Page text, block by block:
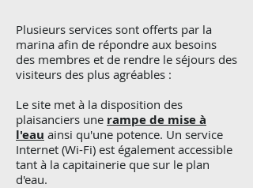
Plusieurs services sont offerts par la
marina afin de répondre aux besoins
des membres et de rendre le séjours des
visiteurs des plus agréables :
Le site met à la disposition des
plaisanciers une rampe de mise à
l'eau ainsi qu'une potence. Un service
Internet (Wi-Fi) est également accessible
tant à la capitainerie que sur le plan
d'eau.